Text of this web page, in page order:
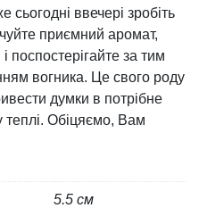
сьогодні ввечері зробіть
приємний аромат,
за тим
вогника. Це свого роду
думки в потрібне
теплі. Обіцяємо, Вам
5.5 см